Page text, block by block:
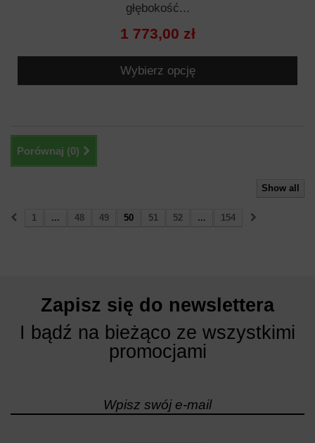
głębokość...
1 773,00 zł
Wybierz opcję
Porównaj (0)
Show all
1 ... 48 49 50 51 52 ... 154
Zapisz się do newslettera
I bądź na bieżąco ze wszystkimi
promocjami